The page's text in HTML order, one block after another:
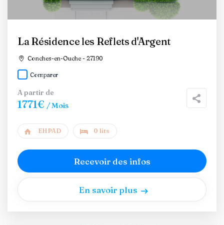
La Résidence les Reflets d'Argent
Conches-en-Ouche - 27190
Comparer
A partir de
1771€ / Mois
EHPAD 0 lits
Recevoir des infos
En savoir plus